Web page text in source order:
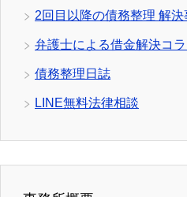
2回目以降の債務整理 解決
弁護士による借金解決コラ
債務整理日誌
LINE無料法律相談